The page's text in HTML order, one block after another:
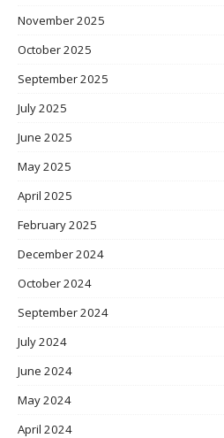
November 2025
October 2025
September 2025
July 2025
June 2025
May 2025
April 2025
February 2025
December 2024
October 2024
September 2024
July 2024
June 2024
May 2024
April 2024